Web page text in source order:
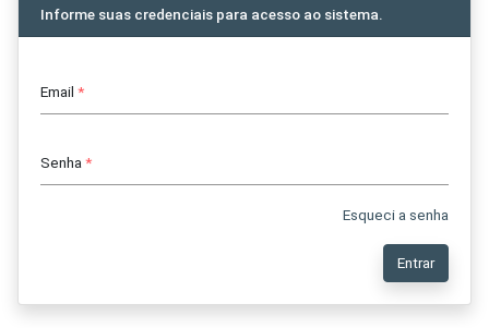
Informe suas credenciais para acesso ao sistema.
Email *
Senha *
Esqueci a senha
Entrar